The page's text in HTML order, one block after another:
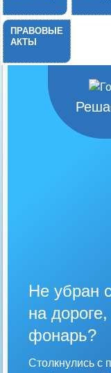
ПРАВОВЫЕ
АКТЫ
Не убран
на
фонарь?
Столкнулись с